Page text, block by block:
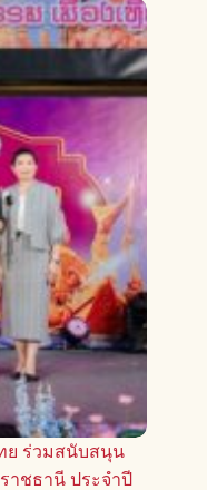
ย ร่วมสนับสนุน
าชธานี ประจำปี